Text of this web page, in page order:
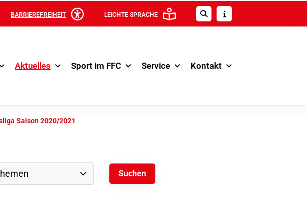
BARRIEREFREIHEIT LEICHTE SPRACHE
Aktuelles Sport im FFC Service Kontakt
Saison 2020/2021